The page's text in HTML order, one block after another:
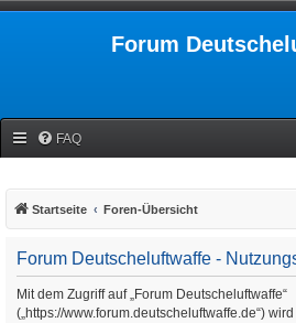
Forum
FAQ
Startseite Foren-Übersicht
Forum Deutscheluftwaffe -
Mit dem Zugriff auf „Forum Deutscheluftwaffe“
(„https://www.forum.deutscheluftwaffe.de“)